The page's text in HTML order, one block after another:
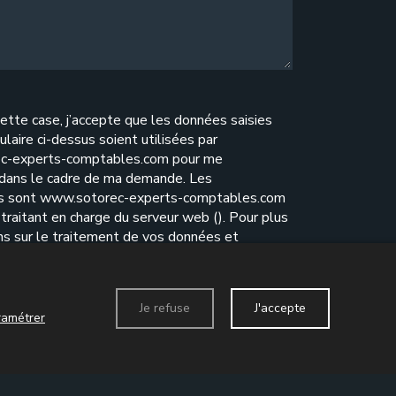
case, j’accepte que les données saisies
ci-dessus soient utilisées par
experts-comptables.com pour me
le cadre de ma demande. Les
sont www.sotorec-experts-comptables.com
en charge du serveur web (). Pour plus
sur le traitement de vos données et
Envoyer le formulaire
Je refuse J'accepte